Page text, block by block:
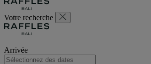
Votre recherche
Arrivée